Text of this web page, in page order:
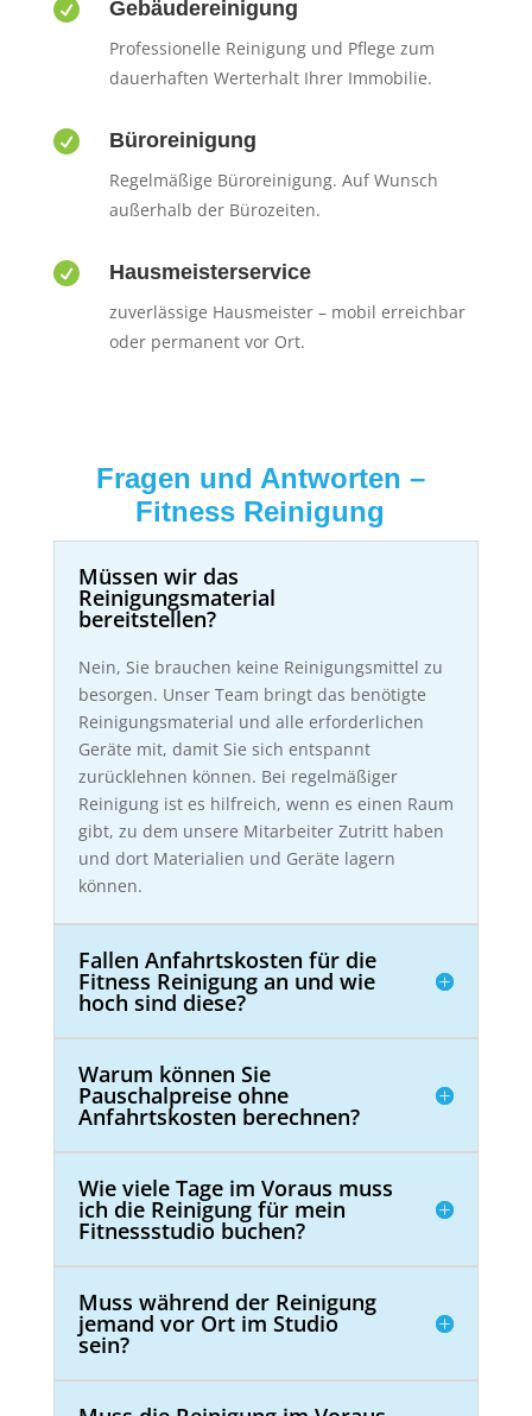
 Gebäudereinigung
Professionelle Reinigung und Pflege zum
dauerhaften Werterhalt Ihrer Immobilie.
 Büroreinigung
Regelmäßige Büroreinigung. Auf Wunsch
außerhalb der Bürozeiten.
 Hausmeisterservice
zuverlässige Hausmeister – mobil erreichbar
oder permanent vor Ort.
Fragen und Antworten –
Fitness Reinigung
Müssen wir das
Reinigungsmaterial
bereitstellen?
Nein, Sie brauchen keine Reinigungsmittel zu
besorgen. Unser Team bringt das benötigte
Reinigungsmaterial und alle erforderlichen
Geräte mit, damit Sie sich entspannt
zurücklehnen können. Bei regelmäßiger
Reinigung ist es hilfreich, wenn es einen Raum
gibt, zu dem unsere Mitarbeiter Zutritt haben
und dort Materialien und Geräte lagern
können.
Fallen Anfahrtskosten für die
Fitness Reinigung an und wie
hoch sind diese?
Warum können Sie
Pauschalpreise ohne
Anfahrtskosten berechnen?
Wie viele Tage im Voraus muss
ich die Reinigung für mein
Fitnessstudio buchen?
Muss während der Reinigung
jemand vor Ort im Studio
sein?